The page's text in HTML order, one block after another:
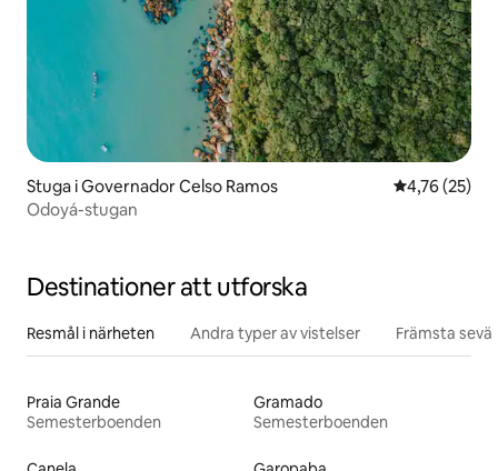
Stuga i Governador Celso Ramos 4,76 av 5 i
4,76 (25)
Odoyá-stugan
Destinationer att utforska
Resmål i närheten Andra typer av vistelser Främsta
Praia Grande
Semesterboenden
Gramado
Semesterboenden